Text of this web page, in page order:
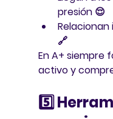
presión 😌
🔗
En A+ siempre
activo y
5️⃣